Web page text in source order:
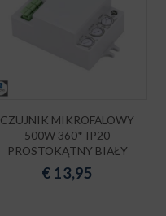
CZUJNIK MIKROFALOWY
500W 360* IP20
PROSTOKĄTNY BIAŁY
€ 13,95